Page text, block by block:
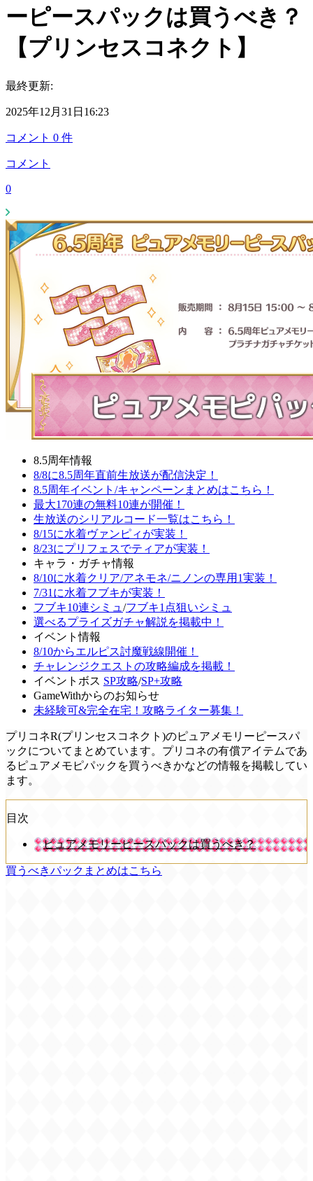
ーピースパックは買うべき？
【プリンセスコネクト】
最終更新:
2025年12月31日16:23
コメント 0 件
コメント
0
8.5周年情報
8/8に8.5周年直前生放送が配信決定！
8.5周年イベント/キャンペーンまとめはこちら！
最大170連の無料10連が開催！
生放送のシリアルコード一覧はこちら！
8/15に水着ヴァンピィが実装！
8/23にプリフェスでティアが実装！
キャラ・ガチャ情報
8/10に水着クリア/アネモネ/ニノンの専用1実装！
7/31に水着フブキが実装！
フブキ10連シミュ /フブキ1点狙いシミュ
選べるプライズガチャ解説を掲載中！
イベント情報
8/10からエルピス討魔戦線開催！
チャレンジクエストの攻略編成を掲載！
イベントボス SP攻略/SP+攻略
GameWithからのお知らせ
未経験可&完全在宅！攻略ライター募集！
プリコネR(プリンセスコネクト)のピュアメモリーピースパ
ックについてまとめています。プリコネの有償アイテムであ
るピュアメモピパックを買うべきかなどの情報を掲載してい
ます。
目次
ピュアメモリーピースパックは買うべき？
買うべきパックまとめはこちら